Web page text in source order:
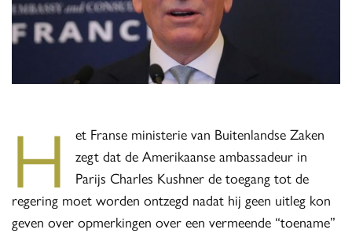
H
et Franse ministerie van Buitenlandse Zaken
zegt dat de Amerikaanse ambassadeur in
Parijs Charles Kushner de toegang tot de
regering moet worden ontzegd nadat hij geen uitleg kon
geven over opmerkingen over een vermeende “toename”